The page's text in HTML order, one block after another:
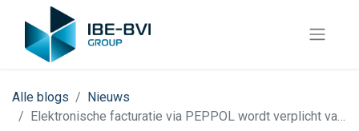
Alle blogs
Nieuws
Elektronische facturatie via PEPPOL wordt verplicht vanaf 2026: Wij bereiden ons mee voor